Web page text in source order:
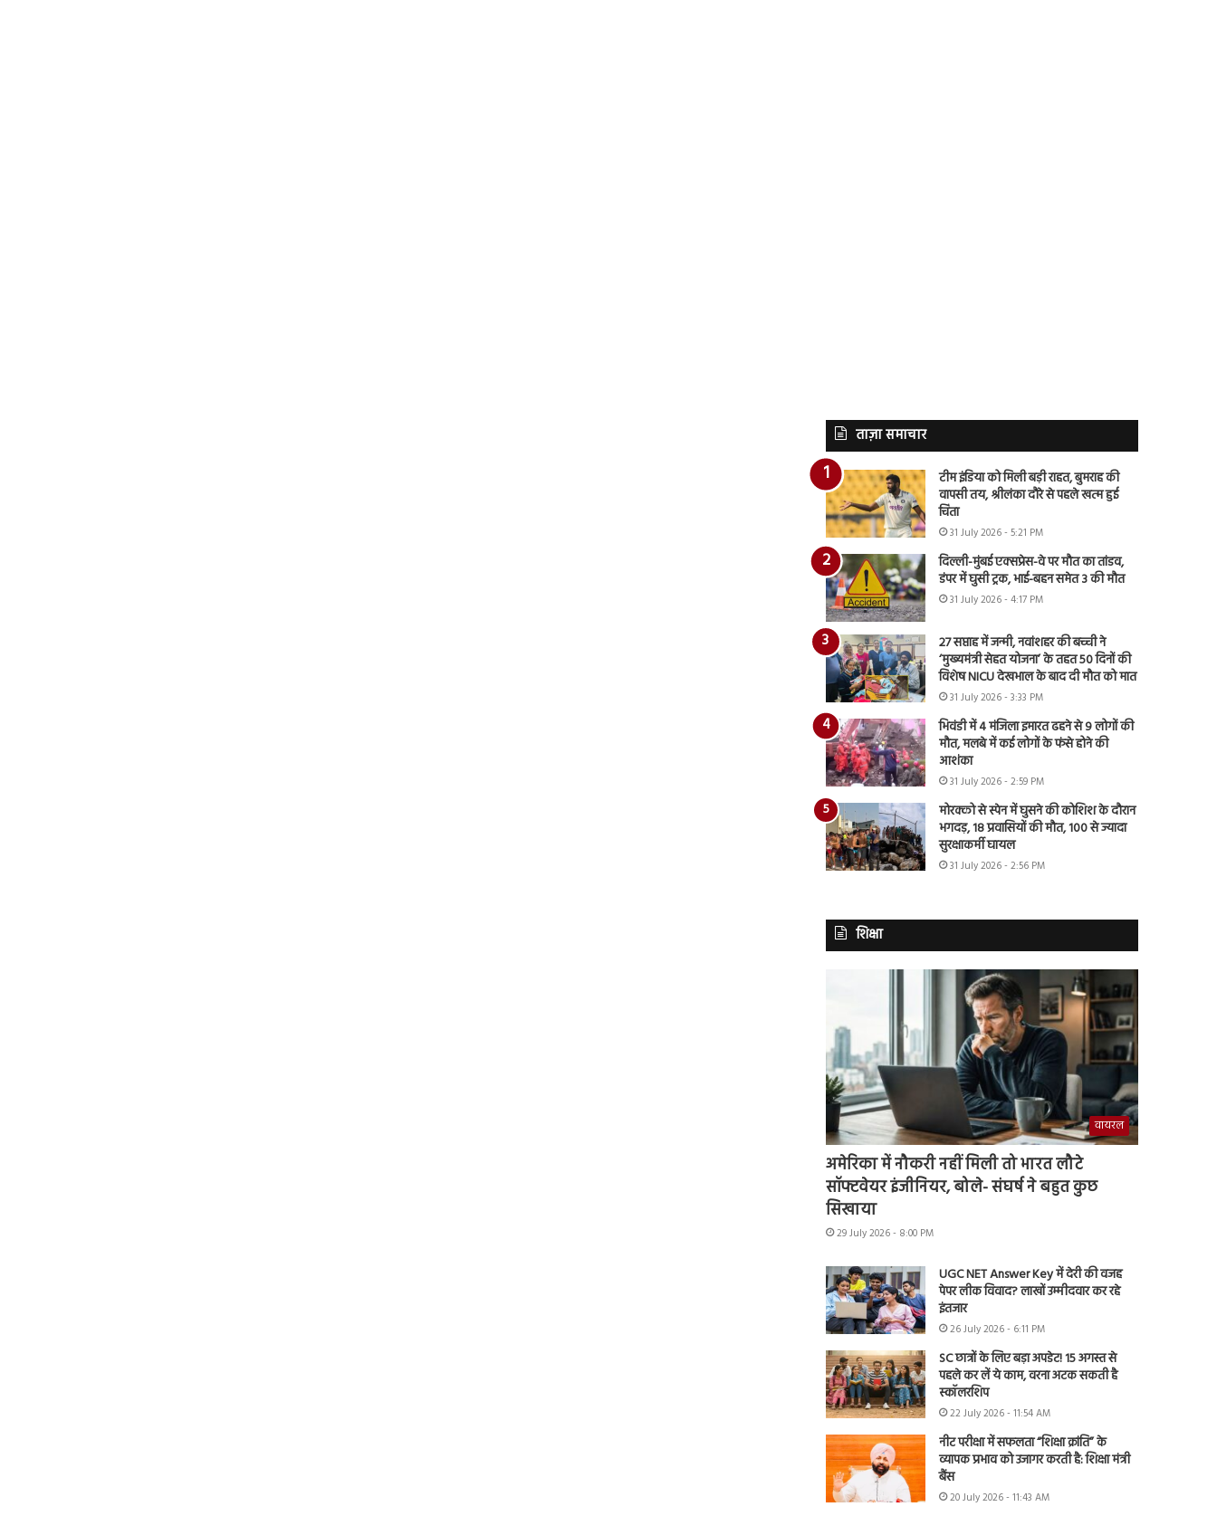
ताज़ा समाचार
टीम इंडिया को मिली बड़ी राहत, बुमराह की
वापसी तय, श्रीलंका दौरे से पहले खत्म हुई
चिंता
31 July 2026 - 5:21 PM
दिल्ली-मुंबई एक्सप्रेस-वे पर मौत का तांडव,
डंपर में घुसी ट्रक, भाई-बहन समेत 3 की मौत
31 July 2026 - 4:17 PM
27 सप्ताह में जन्मी, नवांशहर की बच्ची ने
‘मुख्यमंत्री सेहत योजना’ के तहत 50 दिनों की
विशेष NICU देखभाल के बाद दी मौत को मात
31 July 2026 - 3:33 PM
भिवंडी में 4 मंजिला इमारत ढहने से 9 लोगों की
मौत, मलबे में कई लोगों के फंसे होने की
आशंका
31 July 2026 - 2:59 PM
मोरक्को से स्पेन में घुसने की कोशिश के दौरान
भगदड़, 18 प्रवासियों की मौत, 100 से ज्यादा
सुरक्षाकर्मी घायल
31 July 2026 - 2:56 PM
शिक्षा
वायरल
अमेरिका में नौकरी नहीं मिली तो भारत लौटे
सॉफ्टवेयर इंजीनियर, बोले- संघर्ष ने बहुत कुछ
सिखाया
29 July 2026 - 8:00 PM
UGC NET Answer Key में देरी की वजह
पेपर लीक विवाद? लाखों उम्मीदवार कर रहे
इंतजार
26 July 2026 - 6:11 PM
SC छात्रों के लिए बड़ा अपडेट! 15 अगस्त से
पहले कर लें ये काम, वरना अटक सकती है
स्कॉलरशिप
22 July 2026 - 11:54 AM
नीट परीक्षा में सफलता “शिक्षा क्रांति” के
व्यापक प्रभाव को उजागर करती है: शिक्षा मंत्री
बैंस
20 July 2026 - 11:43 AM